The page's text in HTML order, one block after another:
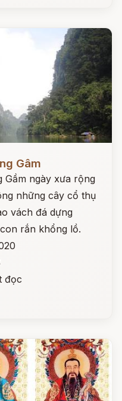
Gâm
Gầm ngày xưa rộng
những cây cổ thụ
vách đá dựng
rắn khổng lồ.
đọc